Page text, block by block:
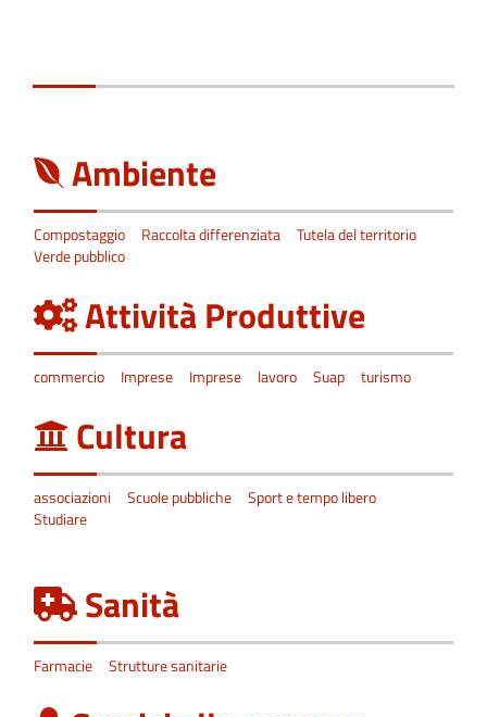
Ambiente
Compostaggio Raccolta differenziata
Tutela del territorio
Verde pubblico
Attività Produttive
commercio Imprese Imprese lavoro Suap turismo
Cultura
associazioni Scuole pubbliche
Sport e tempo libero
Studiare
Sanità
Farmacie Strutture sanitarie